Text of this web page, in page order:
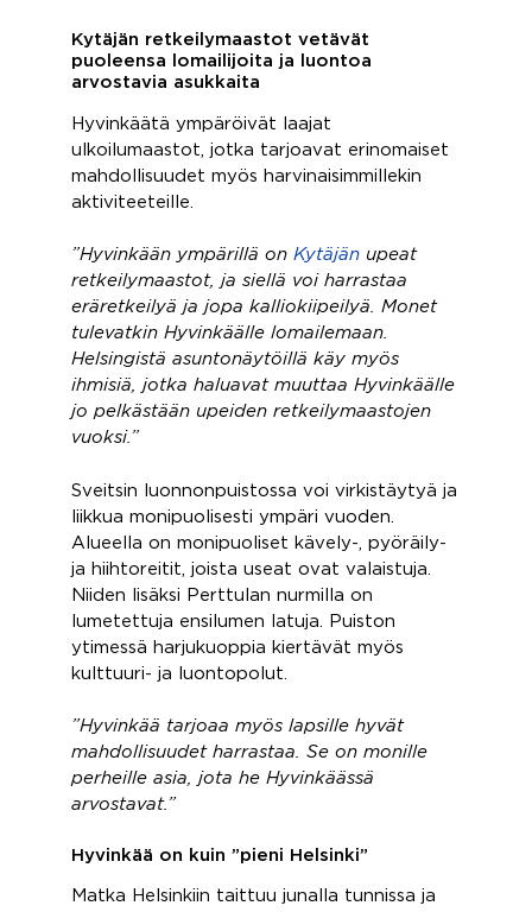
Kytäjän retkeilymaastot vetävät
puoleensa lomailijoita ja luontoa
arvostavia asukkaita
Hyvinkäätä ympäröivät laajat
ulkoilumaastot, jotka tarjoavat erinomaiset
mahdollisuudet myös harvinaisimmillekin
aktiviteeteille.
”Hyvinkään ympärillä on Kytäjän upeat
retkeilymaastot, ja siellä voi harrastaa
eräretkeilyä ja jopa kalliokiipeilyä. Monet
tulevatkin Hyvinkäälle lomailemaan.
Helsingistä asuntonäytöillä käy myös
ihmisiä, jotka haluavat muuttaa Hyvinkäälle
jo pelkästään upeiden retkeilymaastojen
vuoksi.”
Sveitsin luonnonpuistossa voi virkistäytyä ja
liikkua monipuolisesti ympäri vuoden.
Alueella on monipuoliset kävely-, pyöräily-
ja hiihtoreitit, joista useat ovat valaistuja.
Niiden lisäksi Perttulan nurmilla on
lumetettuja ensilumen latuja. Puiston
ytimessä harjukuoppia kiertävät myös
kulttuuri- ja luontopolut.
”Hyvinkää tarjoaa myös lapsille hyvät
mahdollisuudet harrastaa. Se on monille
perheille asia, jota he Hyvinkäässä
arvostavat.”
Hyvinkää on kuin ”pieni Helsinki”
Matka Helsinkiin taittuu junalla tunnissa ja